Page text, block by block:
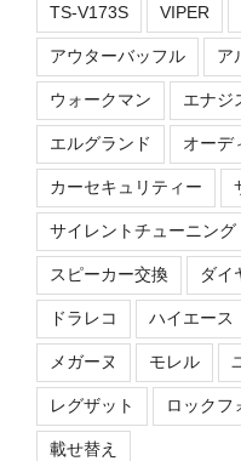
TS-V173S VIPER
アウターバッフル ア
ウォークマン エナジ
エルグランド オーデ
カーセキュリティー
サイレントチューニング
スピーカー交換 ダイ
ドラレコ ハイエース
メガーヌ モレル
レグザット ロックフ
載せ替え